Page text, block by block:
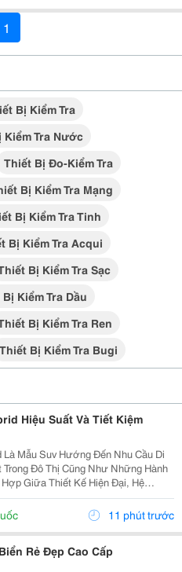
1
Bị Kiểm Tra
Kiểm Tra Nước
Thiết Bị Đo-Kiểm Tra
Bị Kiểm Tra Mạng
Bị Kiểm Tra Tinh
Bị Kiểm Tra Acqui
Bị Kiểm Tra Sạc
Kiểm Tra Dầu
Bị Kiểm Tra Ren
Thiết Bị Kiểm Tra Bugi
Hiệu Suất Và Tiết Kiệm
Là Mẫu Suv Hướng Đến Nhu Cầu Di
Trong Đô Thị Cũng Như Những Hành
Giữa Thiết Kế Hiện Đại, Hệ
Và Các Công Nghệ Hỗ Trợ Thông
Ứng Tốt Nhiều Nhu Cầu Sử Dụng
11 phút trước
Rẻ Đẹp Cao Cấp